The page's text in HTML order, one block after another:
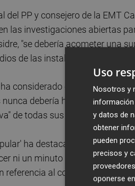
del PP y consejero de la EMT
las investigaciones abiertas
"se debería acometer una
de las instalaciones".
considerado el siniestro del
debería haberse
de todas sus instalaciones y
ha destacado que "en una
ni un minuto más en la
referencia al concejal de
Uso
Nosotros y
información
y datos de
obtener
pueden
precisos y
oponerse en